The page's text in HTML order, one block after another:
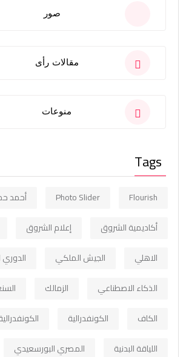
صور
مقالات رأى
منوعات
Tags
Flourish
Photo Slider
أحمد
أكاديمية الشروق
إعلام الشروق
الاهلي
الجيش الملكي
الذكاء الاصطناعي
الزمالك
الكاف
الكونفدرالية
اللياقة البدنية
المصري البورسعيدي